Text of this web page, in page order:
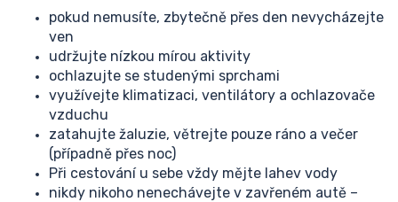
pokud nemusíte, zbytečně přes den nevycházejte
ven
udržujte nízkou mírou aktivity
ochlazujte se studenými sprchami
využívejte klimatizaci, ventilátory a ochlazovače
vzduchu
zatahujte žaluzie, větrejte pouze ráno a večer
(případně přes noc)
Při cestování u sebe vždy mějte lahev vody
nikdy nikoho nenechávejte v zavřeném autě –